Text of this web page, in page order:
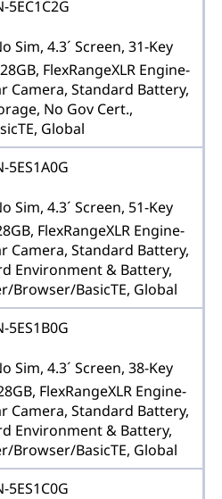
5EC1C2G
Sim, 4.3´ Screen, 31-Key
FlexRangeXLR Engine-
Camera, Standard Battery,
No Gov Cert.,
Global
5ES1A0G
Sim, 4.3´ Screen, 51-Key
FlexRangeXLR Engine-
Camera, Standard Battery,
Environment & Battery,
Browser/BasicTE, Global
5ES1B0G
Sim, 4.3´ Screen, 38-Key
FlexRangeXLR Engine-
Camera, Standard Battery,
Environment & Battery,
Browser/BasicTE, Global
5ES1C0G